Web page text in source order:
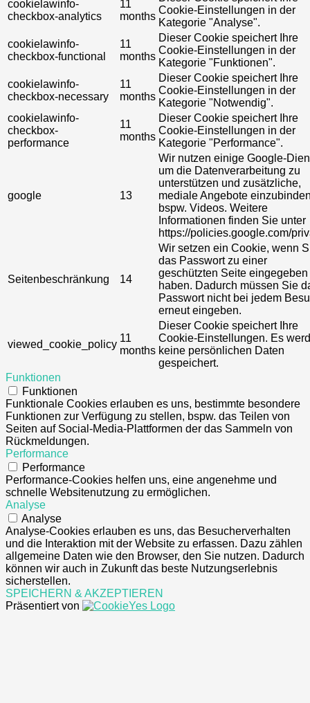
cookielawinfo-
checkbox-analytics
11
months
Cookie-Einstellungen in der
Kategorie "Analyse".
cookielawinfo-
checkbox-functional
11
months
Dieser Cookie speichert Ihre
Cookie-Einstellungen in der
Kategorie "Funktionen".
cookielawinfo-
checkbox-necessary
11
months
Dieser Cookie speichert Ihre
Cookie-Einstellungen in der
Kategorie "Notwendig".
cookielawinfo-
checkbox-
performance
11
months
Dieser Cookie speichert Ihre
Cookie-Einstellungen in der
Kategorie "Performance".
google 13
Wir nutzen einige Google-
um die Datenverarbeitung zu
unterstützen und zusätzliche,
mediale Angebote
bspw. Videos. Weitere
Informationen finden Sie unter
https://policies.google.com/
Seitenbeschränkung 14
Wir setzen ein Cookie, wenn
das Passwort zu einer
geschützten Seite eingegeben
haben. Dadurch müssen Sie
Passwort nicht bei jedem
erneut eingeben.
viewed_cookie_policy
11
months
Dieser Cookie speichert Ihre
Cookie-Einstellungen. Es
keine persönlichen Daten
gespeichert.
Funktionen
Funktionen
Funktionale Cookies erlauben es uns, bestimmte besondere
Funktionen zur Verfügung zu stellen, bspw. das Teilen von
Seiten auf Social-Media-Plattformen der das Sammeln von
Rückmeldungen.
Performance
Performance
Performance-Cookies helfen uns, eine angenehme und
schnelle Websitenutzung zu ermöglichen.
Analyse
Analyse
Analyse-Cookies erlauben es uns, das Besucherverhalten
und die Interaktion mit der Website zu erfassen. Dazu zählen
allgemeine Daten wie den Browser, den Sie nutzen. Dadurch
können wir auch in Zukunft das beste Nutzungserlebnis
sicherstellen.
SPEICHERN & AKZEPTIEREN
Präsentiert von